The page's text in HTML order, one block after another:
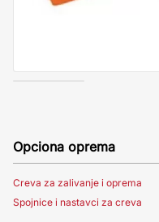
Opciona oprema
Creva za zalivanje i oprema
Spojnice i nastavci za creva